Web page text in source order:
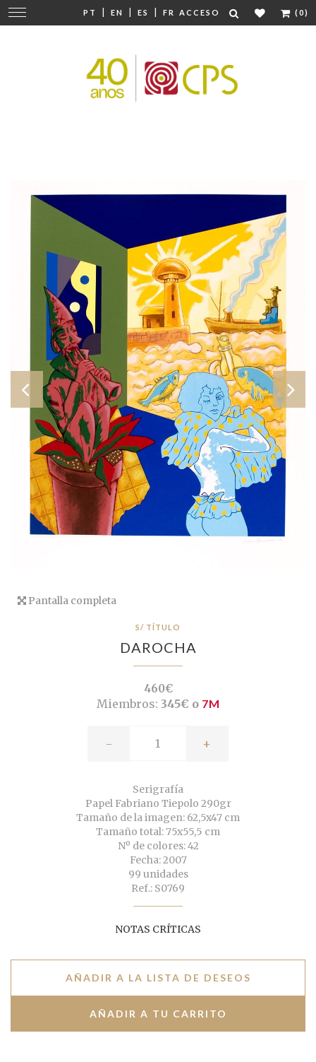
PT | EN | ES | FR ACCESO (0)
Cambiar
navegación
Pantalla completa
S/ TÍTULO
DAROCHA
460€
Miembros: 345€ o 7M
- +
Serigrafía
Papel Fabriano Tiepolo 290gr
Tamaño de la imagen: 62,5x47 cm
Tamaño total: 75x55,5 cm
Nº de colores: 42
Fecha: 2007
99 unidades
Ref.: S0769
NOTAS CRÍTICAS
AÑADIR A LA LISTA DE DESEOS